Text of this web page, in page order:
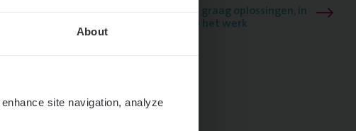
About
site navigation, analyze
Thalia zoekt graag oplossingen, in
games én op het werk